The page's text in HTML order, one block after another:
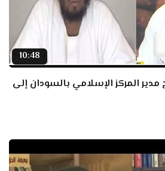
10:48
المركز الإسلامي بالسودان إلى